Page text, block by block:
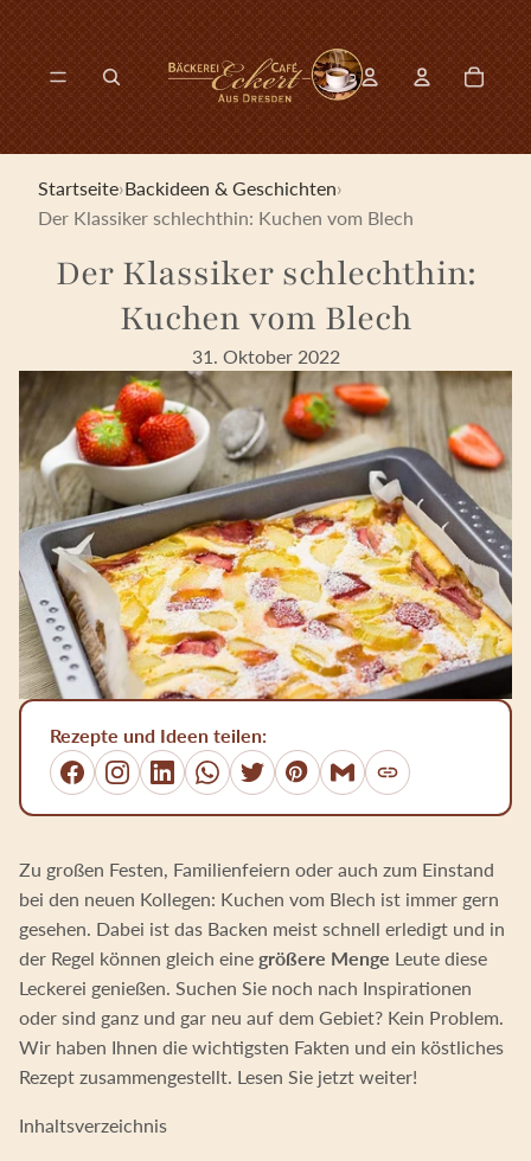
Modal suchen öffnen
Konto-Drop-
Konto-Drop-
Startseite›Backideen & Geschichten›
Der Klassiker schlechthin: Kuchen vom Blech
Der Klassiker schlechthin:
Kuchen vom Blech
31. Oktober 2022
Rezepte und Ideen teilen:
FacebookInstagramLinkedInWhatsApp
TwitterPinterestE-MailLink kopieren
Zu großen Festen, Familienfeiern oder auch zum Einstand
bei den neuen Kollegen: Kuchen vom Blech ist immer gern
gesehen. Dabei ist das Backen meist schnell erledigt und in
der Regel können gleich eine größere Menge Leute diese
Leckerei genießen. Suchen Sie noch nach Inspirationen
oder sind ganz und gar neu auf dem Gebiet? Kein Problem.
Wir haben Ihnen die wichtigsten Fakten und ein köstliches
Rezept zusammengestellt. Lesen Sie jetzt weiter!
Inhaltsverzeichnis